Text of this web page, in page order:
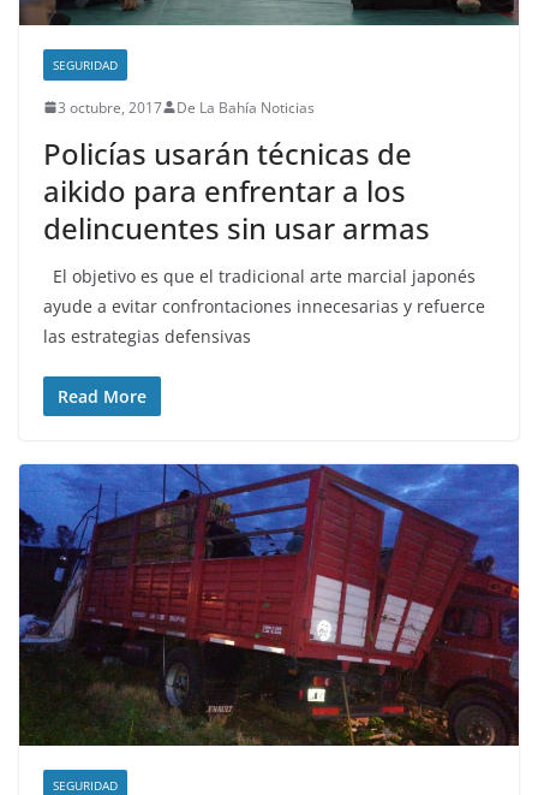
SEGURIDAD
3 octubre, 2017 De La Bahía Noticias
Policías usarán técnicas de
aikido para enfrentar a los
delincuentes sin usar armas
El objetivo es que el tradicional arte marcial japonés
ayude a evitar confrontaciones innecesarias y refuerce
las estrategias defensivas
Read More
SEGURIDAD